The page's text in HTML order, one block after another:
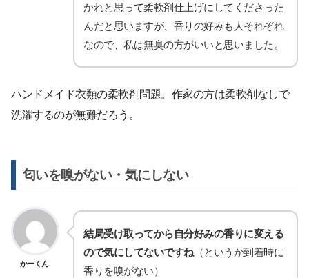
かれと思って柔軟剤仕上げにしてくださった
んだと思いますが、香りの好みも人それぞれ
なので、私は無臭の方がいいと思いました。
ハンドメイド衣類の柔軟剤問題。作家の方は柔軟剤なしで
洗濯するのが無難だろう。
匂いを嗅がない・気にしない
かーくん
結局受け取ってから自分好みの香りに変える
ので気にしてないですね（というか到着時に
香りを嗅がない）